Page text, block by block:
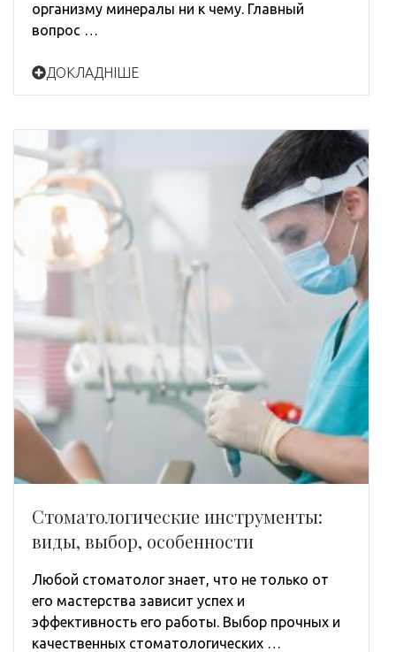
организму минералы ни к чему. Главный
вопрос …
ДОКЛАДНІШЕ
Стоматологические инструменты:
виды, выбор, особенности
Любой стоматолог знает, что не только от
его мастерства зависит успех и
эффективность его работы. Выбор прочных и
качественных стоматологических …